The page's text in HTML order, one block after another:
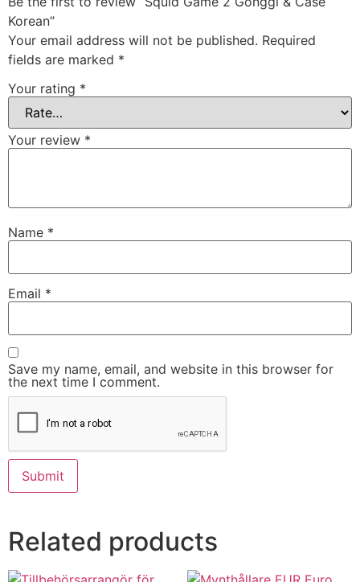
Korean”
Your email address will not be published. Required
fields are marked *
Your rating *
Your review *
Name *
Email *
Save my name, email, and website in this browser for
the next time I comment.
Related products